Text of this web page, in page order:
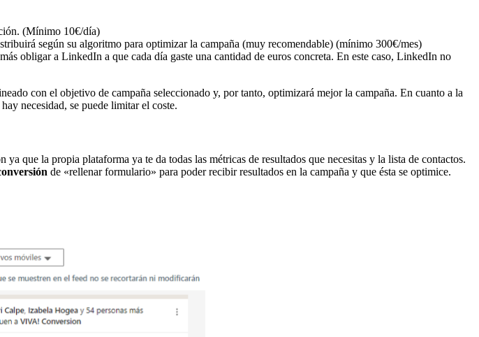
(Mínimo 10€/día)
según su algoritmo para optimizar la campaña (muy recomendable) (mínimo 300€/mes)
obligar a LinkedIn a que cada día gaste una cantidad de euros concreta. En este caso, LinkedIn no
con el objetivo de campaña seleccionado y, por tanto, optimizará mejor la campaña. En cuanto a la
necesidad, se puede limitar el coste.
que la propia plataforma ya te da todas las métricas de resultados que necesitas y la lista de contactos.
de «rellenar formulario» para poder recibir resultados en la campaña y que ésta se optimice.